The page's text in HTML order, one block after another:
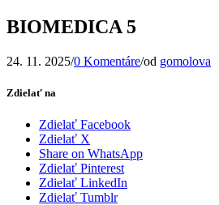
BIOMEDICA 5
24. 11. 2025/0 Komentáre/od gomolova
Zdielať na
Zdielať Facebook
Zdielať X
Share on WhatsApp
Zdielať Pinterest
Zdielať LinkedIn
Zdielať Tumblr